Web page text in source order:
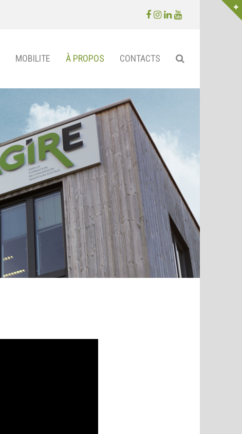
Facebook
Instagram
LinkedIn
Youtube
MOBILITE À PROPOS CONTACTS